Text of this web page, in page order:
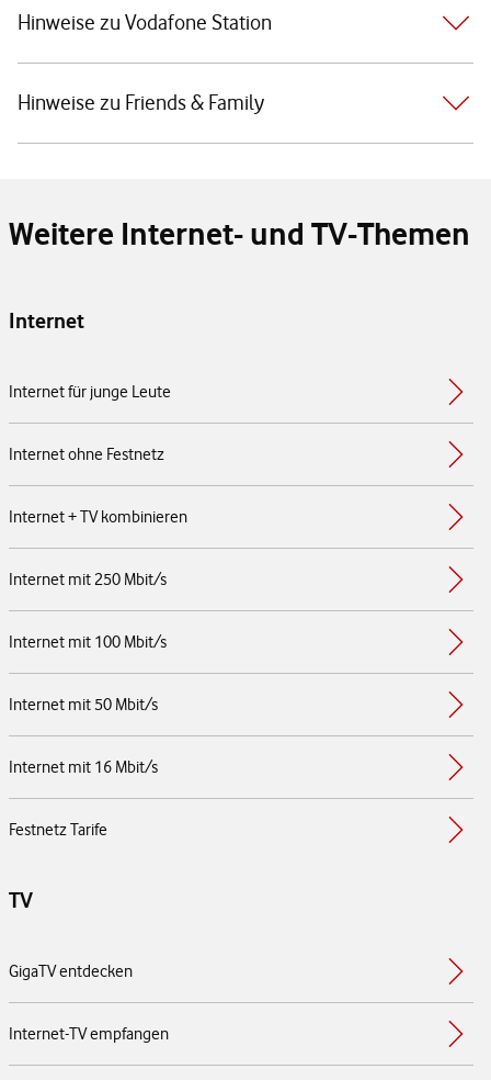
Hinweise zu Vodafone Station
Hinweise zu Friends & Family
Weitere Internet- und TV-Themen
Internet
Internet für junge Leute
Internet ohne Festnetz
Internet + TV kombinieren
Internet mit 250 Mbit/s
Internet mit 100 Mbit/s
Internet mit 50 Mbit/s
Internet mit 16 Mbit/s
Festnetz Tarife
TV
GigaTV entdecken
Internet-TV empfangen